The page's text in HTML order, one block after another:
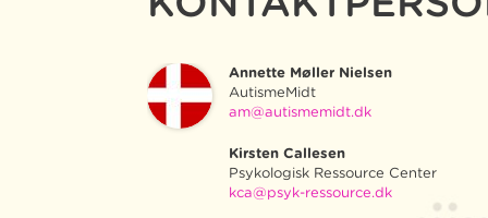
Annette Møller Nielsen
AutismeMidt
am@autismemidt.dk
Kirsten Callesen
Psykologisk Ressource Center
kca@psyk-ressource.dk